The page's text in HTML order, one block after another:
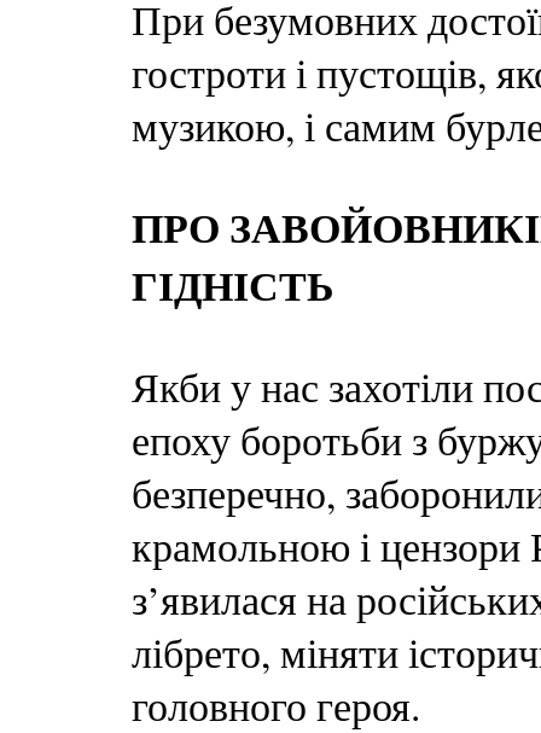
При безумовних
гостроти і пустощів,
музикою, і самим
ПРО
ГІДНІСТЬ
Якби у нас захотіли
епоху боротьби з
безперечно,
крамольною і цензори
з’явилася на
лібрето, міняти
головного героя.